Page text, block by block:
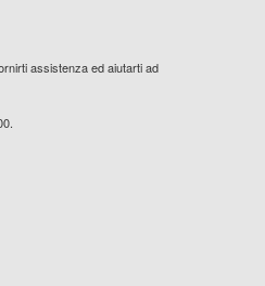
assistenza ed aiutarti ad